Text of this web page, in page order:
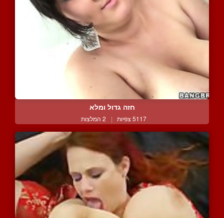
חזה גדול ומלא
5117 צפיות | 2 המלצות